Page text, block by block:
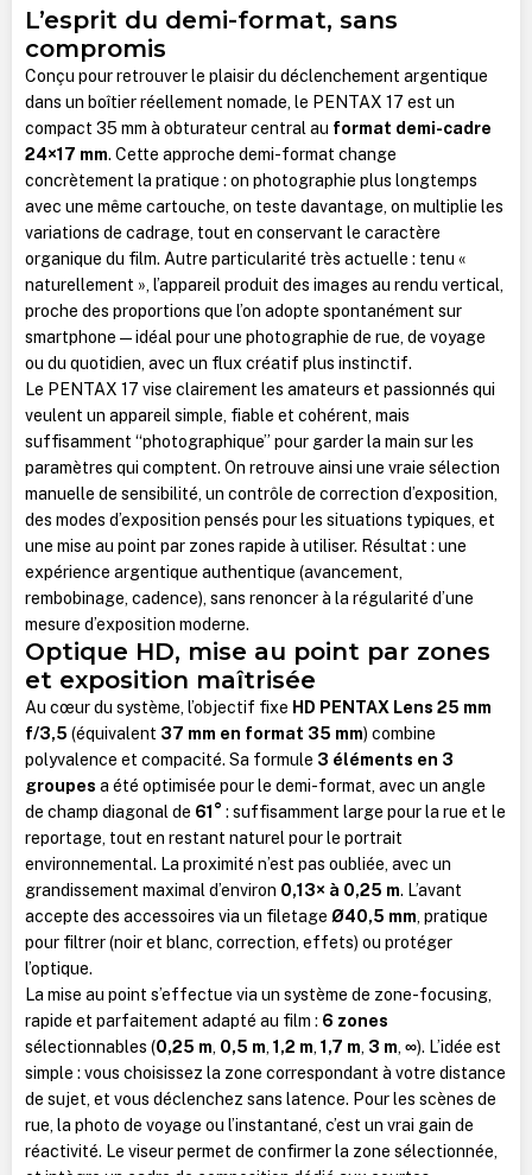
L’esprit du demi-format, sans
compromis
Conçu pour retrouver le plaisir du déclenchement argentique
dans un boîtier réellement nomade, le PENTAX 17 est un
compact 35 mm à obturateur central au format demi-cadre
24×17 mm. Cette approche demi-format change
concrètement la pratique : on photographie plus longtemps
avec une même cartouche, on teste davantage, on multiplie les
variations de cadrage, tout en conservant le caractère
organique du film. Autre particularité très actuelle : tenu «
naturellement », l’appareil produit des images au rendu vertical,
proche des proportions que l’on adopte spontanément sur
smartphone — idéal pour une photographie de rue, de voyage
ou du quotidien, avec un flux créatif plus instinctif.
Le PENTAX 17 vise clairement les amateurs et passionnés qui
veulent un appareil simple, fiable et cohérent, mais
suffisamment “photographique” pour garder la main sur les
paramètres qui comptent. On retrouve ainsi une vraie sélection
manuelle de sensibilité, un contrôle de correction d’exposition,
des modes d’exposition pensés pour les situations typiques, et
une mise au point par zones rapide à utiliser. Résultat : une
expérience argentique authentique (avancement,
rembobinage, cadence), sans renoncer à la régularité d’une
mesure d’exposition moderne.
Optique HD, mise au point par zones
et exposition maîtrisée
Au cœur du système, l’objectif fixe HD PENTAX Lens 25 mm
f/3,5 (équivalent 37 mm en format 35 mm) combine
polyvalence et compacité. Sa formule 3 éléments en 3
groupes a été optimisée pour le demi-format, avec un angle
de champ diagonal de 61° : suffisamment large pour la rue et le
reportage, tout en restant naturel pour le portrait
environnemental. La proximité n’est pas oubliée, avec un
grandissement maximal d’environ 0,13× à 0,25 m. L’avant
accepte des accessoires via un filetage Ø40,5 mm, pratique
pour filtrer (noir et blanc, correction, effets) ou protéger
l’optique.
La mise au point s’effectue via un système de zone-focusing,
rapide et parfaitement adapté au film : 6 zones
sélectionnables (0,25 m, 0,5 m, 1,2 m, 1,7 m, 3 m, ∞). L’idée est
simple : vous choisissez la zone correspondant à votre distance
de sujet, et vous déclenchez sans latence. Pour les scènes de
rue, la photo de voyage ou l’instantané, c’est un vrai gain de
réactivité. Le viseur permet de confirmer la zone sélectionnée,